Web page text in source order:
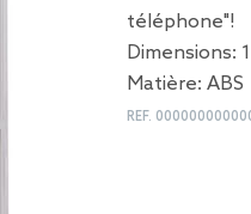
téléphone"!
Dimensions:
Matière: ABS
REF.